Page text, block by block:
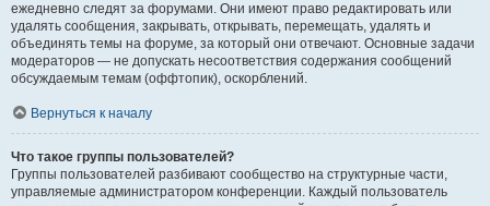
ежедневно следят за форумами. Они имеют право редактировать или
удалять сообщения, закрывать, открывать, перемещать, удалять и
объединять темы на форуме, за который они отвечают. Основные задачи
модераторов — не допускать несоответствия содержания сообщений
обсуждаемым темам (оффтопик), оскорблений.
Вернуться к началу
Что такое группы пользователей?
Группы пользователей разбивают сообщество на структурные части,
управляемые администратором конференции. Каждый пользователь